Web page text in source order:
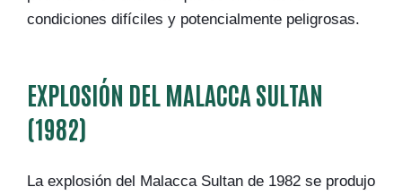
condiciones difíciles y potencialmente peligrosas.
EXPLOSIÓN DEL MALACCA SULTAN
(1982)
La explosión del Malacca Sultan de 1982 se produjo